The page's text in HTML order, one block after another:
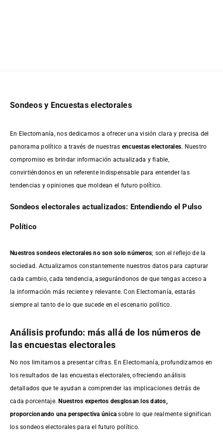
Sondeos y Encuestas electorales
En Electomanía, nos dedicamos a ofrecer una visión clara y precisa del
panorama político a través de nuestras encuestas electorales. Nuestro
compromiso es brindar información actualizada y fiable,
convirtiéndonos en un referente indispensable para entender las
tendencias y opiniones que moldean el futuro político.
Sondeos electorales actualizados: Entendiendo el Pulso
Político
Nuestros sondeos electorales no son solo números; son el reflejo de la
sociedad. Actualizamos constantemente nuestros datos para capturar
cada cambio, cada tendencia, asegurándonos de que tengas acceso a
la información más reciente y relevante. Con Electomanía, estarás
siempre al tanto de lo que sucede en el escenario político.
Análisis profundo: más allá de los números de
las encuestas electorales
No nos limitamos a presentar cifras. En Electomanía, profundizamos en
los resultados de las encuestas electorales, ofreciendo análisis
detallados que te ayudan a comprender las implicaciones detrás de
cada porcentaje.Nuestros expertos desglosan los datos,
proporcionando una perspectiva única sobre lo que realmente significan
los sondeos electorales para el futuro político.